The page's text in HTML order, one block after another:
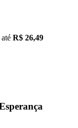
até R$ 26,49